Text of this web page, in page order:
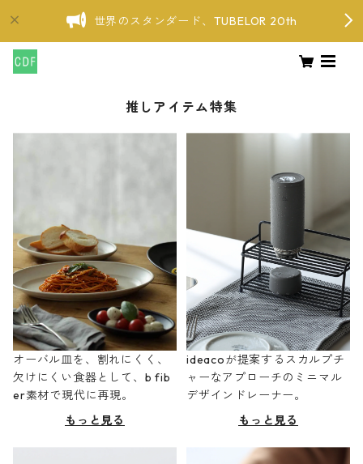
世界のスタンダード、TUBELOR 20th
推しアイテム特集
オーバル皿を、割れにくく、
欠けにくい食器として、b fib
er素材で現代に再現。
もっと見る
ideacoが提案するスカルプチ
ャーなアプローチのミニマル
デザインドレーナー。
もっと見る